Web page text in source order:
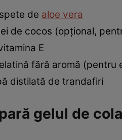
de aloe vera
de cocos (opțional,
E
fără aromă
distilată de trandafiri
gelul de